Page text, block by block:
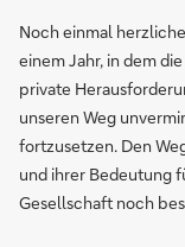
Noch einmal
einem Jahr, in dem
private
unseren Weg
fortzusetzen. Den
und ihrer Bedeutung
Gesellschaft noch